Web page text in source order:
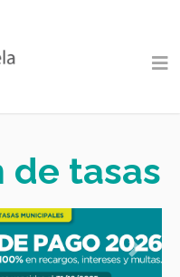
de tasas
Next